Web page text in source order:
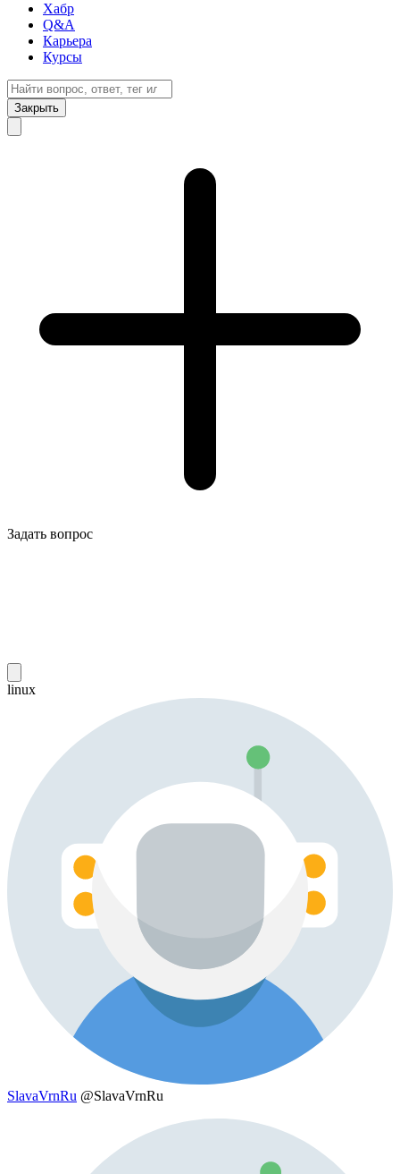
Хабр
Q&A
Карьера
Курсы
Закрыть
Задать вопрос
linux
SlavaVrnRu @SlavaVrnRu